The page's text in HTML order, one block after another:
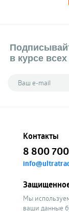
в курсе
Контакты
8 800
Мы
ваши данные